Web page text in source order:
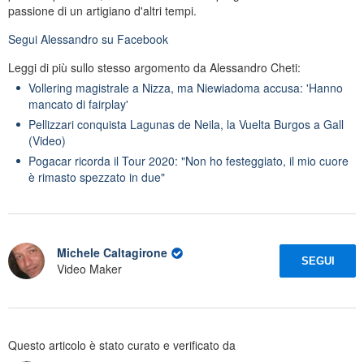
passione di un artigiano d'altri tempi.
Segui Alessandro su Facebook
Leggi di più sullo stesso argomento da Alessandro Cheti:
Vollering magistrale a Nizza, ma Niewiadoma accusa: 'Hanno
mancato di fairplay'
Pellizzari conquista Lagunas de Neila, la Vuelta Burgos a Gall
(Video)
Pogacar ricorda il Tour 2020: "Non ho festeggiato, il mio cuore
è rimasto spezzato in due"
Michele Caltagirone
Video Maker
SEGUI
Questo articolo è stato curato e verificato da